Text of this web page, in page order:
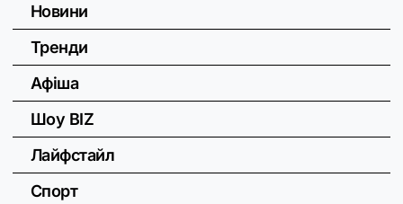
Новини
Тренди
Афіша
Шоу BIZ
Лайфстайл
Спорт